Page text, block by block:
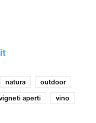
natura
outdoor
aperti
vino